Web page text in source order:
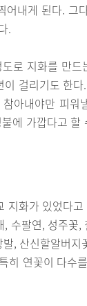
내게 된다. 그
.
로 지화를 만드
걸리기도 한
아내야만 피워
에 가깝다고 할
화가 있었다
수팔연, 성주꽃,
, 산신할알버지
히 연꽃이 다수